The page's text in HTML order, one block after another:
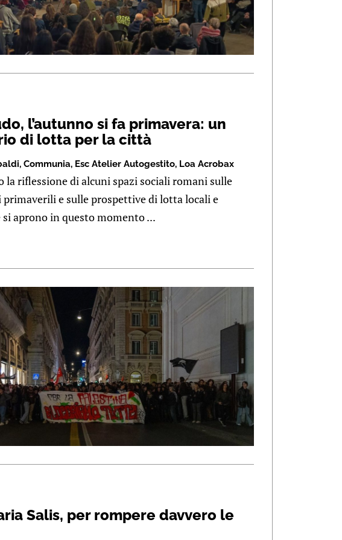
l’autunno si fa primavera: un
di lotta per la città
, Communia, Esc Atelier Autogestito, Loa Acrobax
la riflessione di alcuni spazi sociali romani sulle
e sulle prospettive di lotta locali e
aprono in questo momento ...
Salis, per rompere davvero le